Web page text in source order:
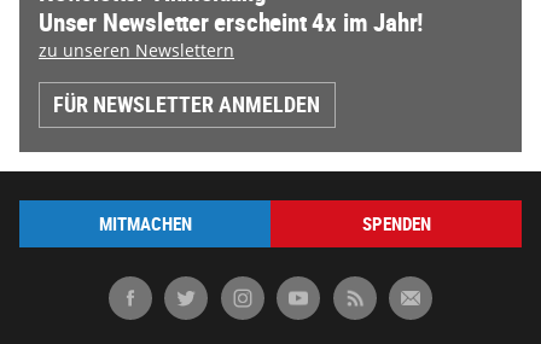
Unser Newsletter erscheint 4x im Jahr!
zu unseren Newslettern
FÜR NEWSLETTER ANMELDEN
MITMACHEN SPENDEN